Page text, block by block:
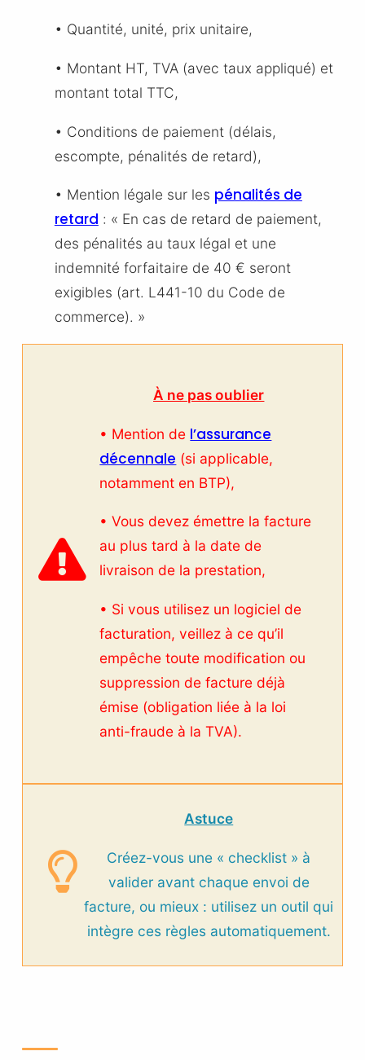
• Quantité, unité, prix unitaire,
• Montant HT, TVA (avec taux appliqué) et
montant total TTC,
• Conditions de paiement (délais,
escompte, pénalités de retard),
• Mention légale sur les pénalités de
retard : « En cas de retard de paiement,
des pénalités au taux légal et une
indemnité forfaitaire de 40 € seront
exigibles (art. L441-10 du Code de
commerce). »
À ne pas oublier
• Mention de l’assurance
décennale (si applicable,
notamment en BTP),
• Vous devez émettre la facture
au plus tard à la date de
livraison de la prestation,
• Si vous utilisez un logiciel de
facturation, veillez à ce qu’il
empêche toute modification ou
suppression de facture déjà
émise (obligation liée à la loi
anti-fraude à la TVA).
Astuce
Créez-vous une « checklist » à
valider avant chaque envoi de
facture, ou mieux : utilisez un outil qui
intègre ces règles automatiquement.